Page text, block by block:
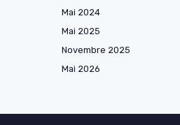
Mai 2024
Mai 2025
Novembre 2025
Mai 2026